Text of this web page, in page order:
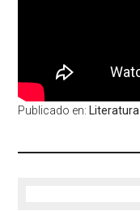
Publicado en: Literatura